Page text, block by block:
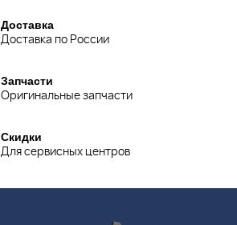
Доставка
Доставка по России
Запчасти
Оригинальные запчасти
Скидки
Для сервисных центров